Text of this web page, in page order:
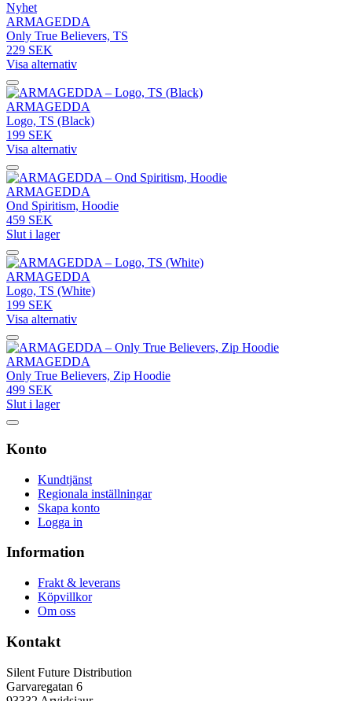
Nyhet
ARMAGEDDA
Only True Believers, TS
229 SEK
Visa alternativ
ARMAGEDDA
Logo, TS (Black)
199 SEK
Visa alternativ
ARMAGEDDA
Ond Spiritism, Hoodie
459 SEK
Slut i lager
ARMAGEDDA
Logo, TS (White)
199 SEK
Visa alternativ
ARMAGEDDA
Only True Believers, Zip Hoodie
499 SEK
Slut i lager
Konto
Kundtjänst
Regionala inställningar
Skapa konto
Logga in
Information
Frakt & leverans
Köpvillkor
Om oss
Kontakt
Silent Future Distribution
Garvaregatan 6